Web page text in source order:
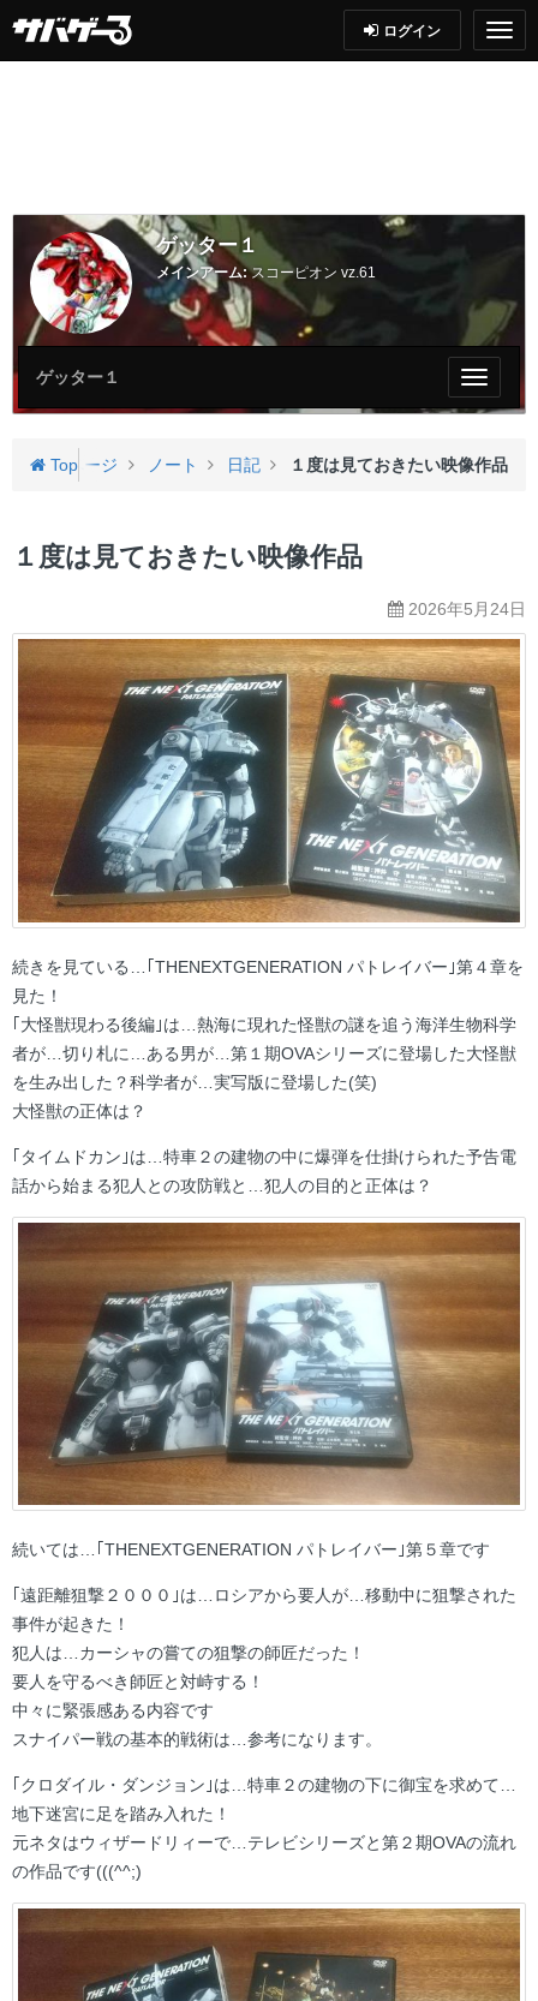
ログイン
ゲッター１
メインアーム: スコーピオン vz.61
My
ペ
メ
ゲッター１
Top
さんのページ ノート 日記 １度は見ておきたい映像作品
１度は見ておきたい映像作品
2026年5月24日
続きを見ている…｢THENEXTGENERATION パトレイバー｣第４章を
見た！
｢大怪獣現わる後編｣は…熱海に現れた怪獣の謎を追う海洋生物科学
者が…切り札に…ある男が…第１期OVAシリーズに登場した大怪獣
を生み出した？科学者が…実写版に登場した(笑)
大怪獣の正体は？
｢タイムドカン｣は…特車２の建物の中に爆弾を仕掛けられた予告電
話から始まる犯人との攻防戦と…犯人の目的と正体は？
続いては…｢THENEXTGENERATION パトレイバー｣第５章です
｢遠距離狙撃２０００｣は…ロシアから要人が…移動中に狙撃された
事件が起きた！
犯人は…カーシャの嘗ての狙撃の師匠だった！
要人を守るべき師匠と対峙する！
中々に緊張感ある内容です
スナイパー戦の基本的戦術は…参考になります。
｢クロダイル・ダンジョン｣は…特車２の建物の下に御宝を求めて…
地下迷宮に足を踏み入れた！
元ネタはウィザードリィーで…テレビシリーズと第２期OVAの流れ
の作品です(((^^;)